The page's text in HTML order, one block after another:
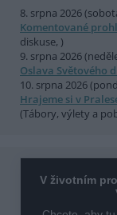
8. srpna 2026
Komentované
diskuse, )
9. srpna 2026
Oslava Světového
10. srpna 2026
Hrajeme si v
(Tábory, výlety a